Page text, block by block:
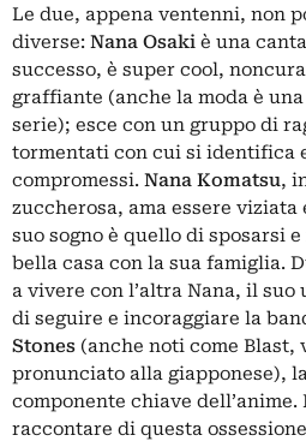
Le due, appena ventenni, non
diverse: Nana Osaki è una
successo, è super cool,
graffiante (anche la moda è
serie); esce con un gruppo di
tormentati con cui si identifica
compromessi. Nana Komatsu,
zuccherosa, ama essere
suo sogno è quello di sposarsi
bella casa con la sua famiglia.
a vivere con l’altra Nana, il
di seguire e incoraggiare la
Stones (anche noti come Blast,
pronunciato alla giapponese),
componente chiave dell’anime.
raccontare di questa